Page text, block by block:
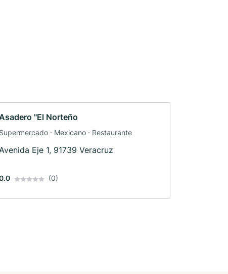
"El Norteño
Supermercado · Mexicano · Restaurante
Eje 1, 91739 Veracruz
(0)